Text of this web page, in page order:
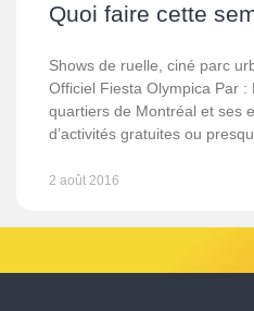
Quoi faire cette
Shows de ruelle, ciné parc
Officiel Fiesta Olympica Par
quartiers de Montréal et ses
d’activités gratuites ou
2 août 2016